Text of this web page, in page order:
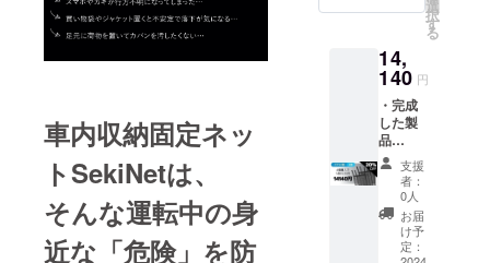
車内収納固定ネッ
トSekiNetは、
そんな運転中の身
近な「危険」を防
予定してお
※デザイ
ン・仕
様は変
更にな
る可能
性もご
ざいま
す。ご
了承く
ださ
い。
※2024
定価格
円（税
込） ----
-----------
------- ※
皆様の
支援に
より量
産効率
が向上
した場
合、正
規販売
選
択
す
る
14,
140 円
・完成
した製
品
SekiNet
× 4点 ---
-----------
-------- ※
表示価
格は
支援
者：
0人
お届
け予
定：